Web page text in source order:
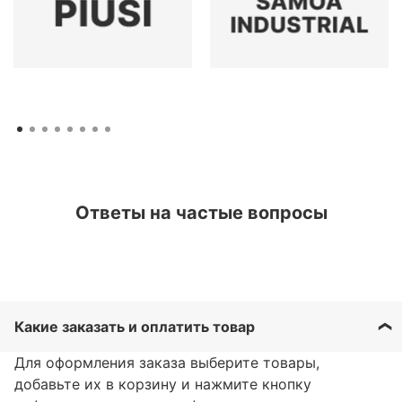
Ответы на частые вопросы
Какие заказать и оплатить товар
Для оформления заказа выберите товары,
добавьте их в корзину и нажмите кнопку